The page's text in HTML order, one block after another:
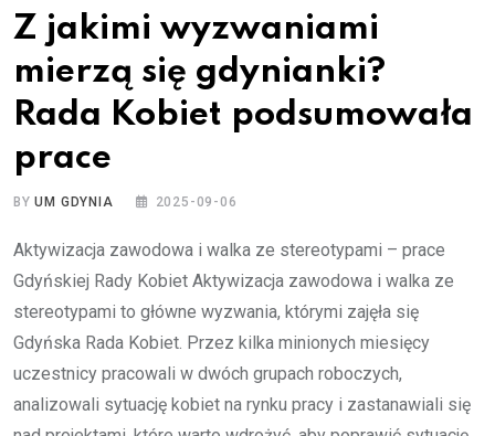
Z jakimi wyzwaniami
mierzą się gdynianki?
Rada Kobiet podsumowała
prace
BYUM GDYNIA 2025-09-06
Aktywizacja zawodowa i walka ze stereotypami – prace
Gdyńskiej Rady Kobiet Aktywizacja zawodowa i walka ze
stereotypami to główne wyzwania, którymi zajęła się
Gdyńska Rada Kobiet. Przez kilka minionych miesięcy
uczestnicy pracowali w dwóch grupach roboczych,
analizowali sytuację kobiet na rynku pracy i zastanawiali się